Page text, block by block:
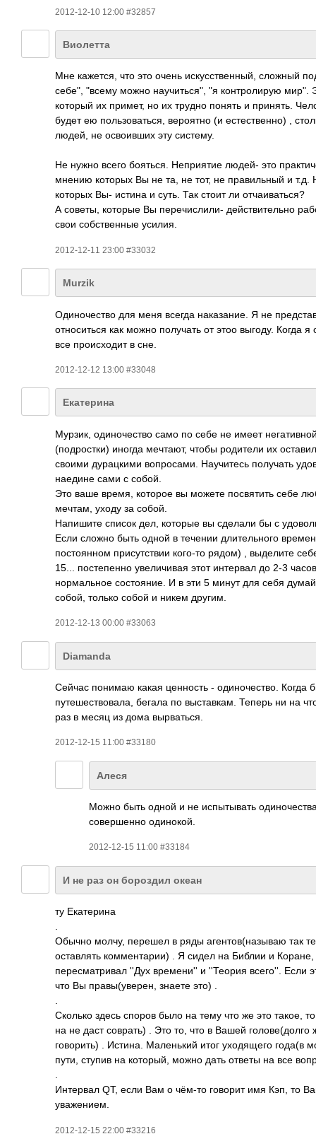
2012-12-10 12:00 #32857
Виолетта
Мне кажется, что это очень искусственный, сложный
себе", "всему можно научиться", "я контролирую мир".
который их примет, но их трудно понять и принять.
будет ею пользоваться, вероятно (и естественно) ,
людей, не освоивших эту систему.
Не нужно всего бояться. Неприятие людей- это
мнению которых Вы не та, не тот, не правильный и
которых Вы- истина и суть. Так стоит ли отчаиваться?
А советы, которые Вы перечислили- действительно
свои собственные усилия.
2012-12-11 23:00 #33032
Murzik
Одиночество для меня всегда наказание. Я не
относиться как можно получать от этоо выгоду. Когда
все происходит в сне.
2012-12-12 13:00 #33048
Екатерина
Мурзик, одиночество само по себе не имеет
(подростки) иногда мечтают, чтобы родители их
своими дурацкими вопросами. Научитесь получать
наедине сами с собой.
Это ваше время, которое вы можете посвятить себе
мечтам, уходу за собой.
Напишите список дел, которые вы сделали бы с
Если сложно быть одной в течении длительного
постоянном присутствии кого-то рядом) , выделите
15... постепенно увеличивая этот интервал до 2-3
нормальное состояние. И в эти 5 минут для себя
собой, только собой и никем другим.
2012-12-13 00:00 #33063
Diamanda
Сейчас понимаю какая ценность - одиночество. Когда
путешествовала, бегала по выставкам. Теперь ни на
раз в месяц из дома вырваться.
2012-12-15 11:00 #33180
Алеся
Можно быть одной и не испытывать
совершенно одинокой.
2012-12-15 11:00 #33184
И не раз он бороздил океан
ту Екатерина
.
Обычно молчу, перешел в ряды агентов(называю так
оставлять комментарии) . Я сидел на Библии и
пересматривал ''Дух времени'' и ''Теория всего''. Если
что Вы правы(уверен, знаете это) .
.
Сколько здесь споров было на тему что же это такое,
на не даст соврать) . Это то, что в Вашей
говорить) . Истина. Маленький итог уходящего
пути, ступив на который, можно дать ответы на все
.
Интервал QT, если Вам о чём-то говорит имя Кэп, то
уважением.
2012-12-15 22:00 #33216